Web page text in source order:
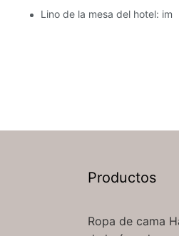
para hotelesLino de la mesa del hotel:
Productos
Ropa de cama